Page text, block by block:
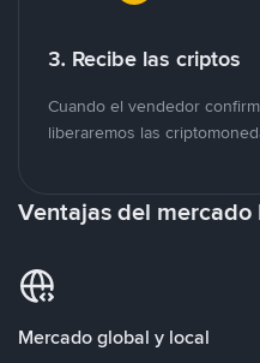
3. Recibe las criptos
Cuando el vendedor
liberaremos las
Ventajas del mercado
Mercado global y local